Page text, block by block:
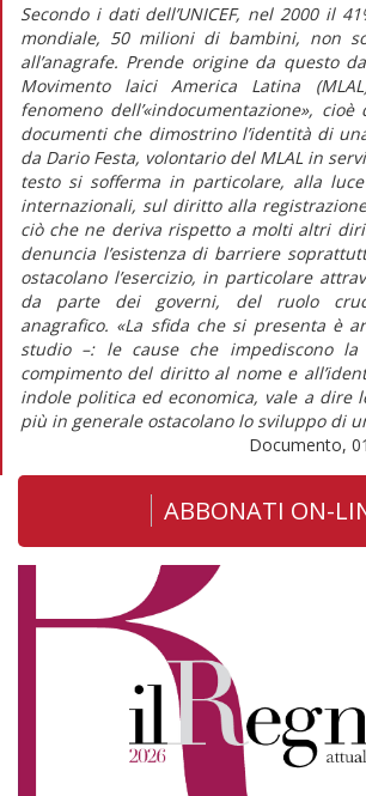
Secondo i dati dell’UNICEF, nel 2000 il
mondiale, 50 milioni di bambini, non
all’anagrafe. Prende origine da questo
Movimento laici America Latina
fenomeno dell’«indocumentazione»,
documenti che dimostrino l’identità di
da Dario Festa, volontario del MLAL in
testo si sofferma in particolare, alla
internazionali, sul diritto alla
ciò che ne deriva rispetto a molti altri
denuncia l’esistenza di barriere
ostacolano l’esercizio, in particolare
da parte dei governi, del ruolo
anagrafico. «La sfida che si presenta è
studio –: le cause che impediscono
compimento del diritto al nome e
indole politica ed economica, vale a dire
più in generale ostacolano lo sviluppo di
Documento,
ABBONATI ON-